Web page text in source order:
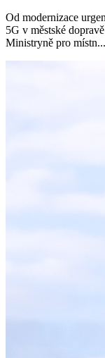
Od modernizace
5G v městské
Ministryně pro místn...